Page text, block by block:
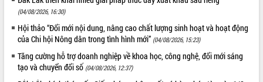
định EUDR
Thứ trưởng Bộ Nông nghiệp và Môi
trường Nguyễn Hoàng Hiệp khảo sát
vùng trồng và doanh nghiệp đóng gói
sầu riêng tại Đắk Lắk
Trình diễn nghệ thuật chế biến các
(04/08/2026, 16:30)
Hội thảo “Đổi mới nội dung, nâng cao chất lượng sinh hoạt và hoạt động
của Chi hội Nông dân trong tình hình mới” (04/08/2026, 15:23)
Tăng cường hỗ trợ doanh nghiệp về khoa học, công nghệ, đổi mới sáng
tạo và chuyển đổi số (04/08/2026, 12:37)